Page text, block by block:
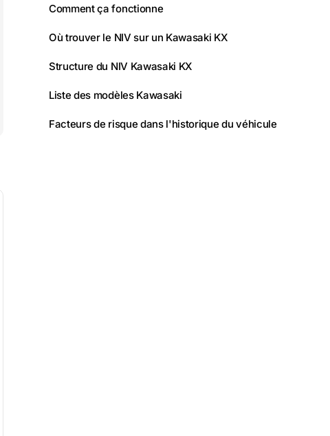
Comment ça fonctionne
Où trouver le NIV sur un Kawasaki KX
Structure du NIV Kawasaki KX
Liste des modèles Kawasaki
Facteurs de risque dans l'historique du véhicule